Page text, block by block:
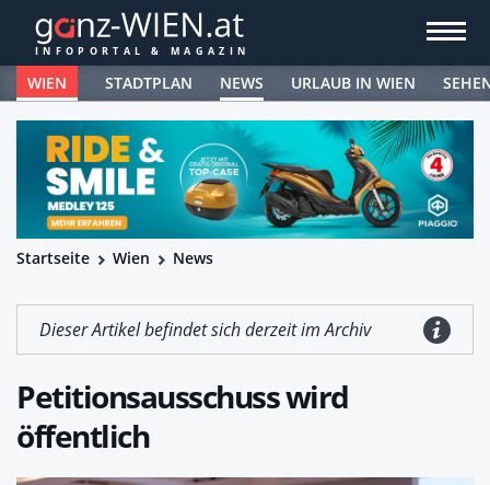
WIEN STADTPLAN NEWS URLAUB IN WIEN
Startseite Wien News
Dieser Artikel befindet sich derzeit im Archiv
Petitionsausschuss wird
öffentlich